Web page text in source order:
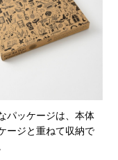
パッケージは、本体
ージと重ねて収納で